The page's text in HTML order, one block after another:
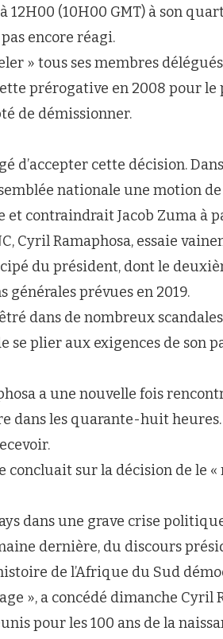
12H00 (10H00 GMT) à son
encore réagi.
» tous ses membres
prérogative en 2008 pour le
de démissionner.
d’accepter cette décision. Dans
nationale une motion de
contraindrait Jacob Zuma à
Cyril Ramaphosa, essaie
du président, dont le
générales prévues en 2019.
dans de nombreux
se plier aux exigences de son
a une nouvelle fois
les quarante-huit heures.
concluait sur la décision de le «
dans une grave crise
dernière, du discours
de l’Afrique du Sud
», a concédé dimanche Cyril
pour les 100 ans de la